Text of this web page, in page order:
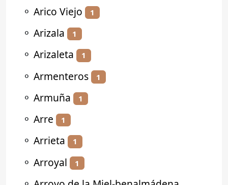
⚬ Arico Viejo 1
⚬ Arizala 1
⚬ Arizaleta 1
⚬ Armenteros 1
⚬ Armuña 1
⚬ Arre 1
⚬ Arrieta 1
⚬ Arroyal 1